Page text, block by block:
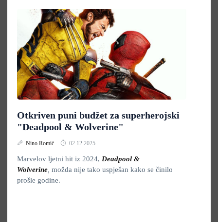
Otkriven puni budžet za superherojski
"Deadpool & Wolverine"
Nino Romić 02.12.2025.
Marvelov ljetni hit iz 2024, Deadpool &
Wolverine možda nije tako uspješan kako se činilo
prošle godine.